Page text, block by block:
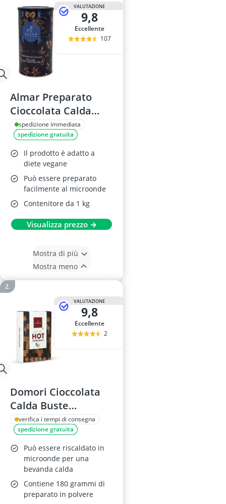
VALUTAZIONE
9,8
Eccellente
107
Almar Preparato
Cioccolata Calda
Cortina 1 KG
spedizione immediata
spedizione gratuita
Il prodotto è adatto a
diete vegane
Può essere preparato
facilmente al microonde
Contenitore da 1 kg
Visualizza prezzo →
Mostra di più
Mostra meno
VALUTAZIONE
9,8
Eccellente
2
Domori Cioccolata
Calda Buste
Monodose
verifica i tempi di consegna
spedizione gratuita
Può essere riscaldato in
microonde per una
bevanda calda
Contiene 180 grammi di
preparato in polvere